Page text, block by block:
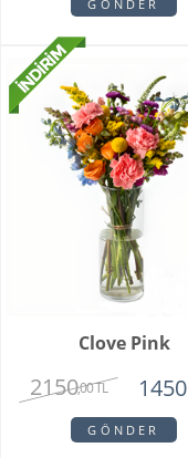
GÖNDER
Clove Pink
2150,00 TL 1450
GÖNDER